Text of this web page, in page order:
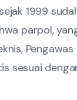
1999
parpol,
Pengawas
sesuai